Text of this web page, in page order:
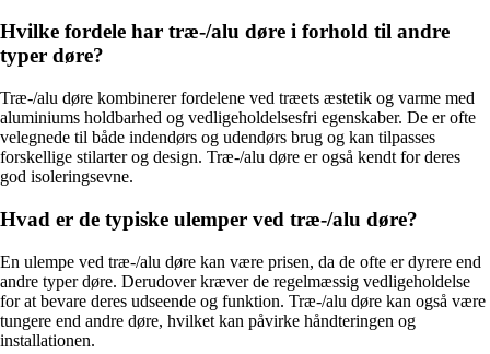
Hvilke fordele har træ-/alu døre i forhold til andre
typer døre?
Træ-/alu døre kombinerer fordelene ved træets æstetik og varme med
aluminiums holdbarhed og vedligeholdelsesfri egenskaber. De er ofte
velegnede til både indendørs og udendørs brug og kan tilpasses
forskellige stilarter og design. Træ-/alu døre er også kendt for deres
god isoleringsevne.
Hvad er de typiske ulemper ved træ-/alu døre?
En ulempe ved træ-/alu døre kan være prisen, da de ofte er dyrere end
andre typer døre. Derudover kræver de regelmæssig vedligeholdelse
for at bevare deres udseende og funktion. Træ-/alu døre kan også være
tungere end andre døre, hvilket kan påvirke håndteringen og
installationen.